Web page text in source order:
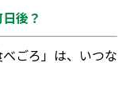
後？
ごろ」は、いつな